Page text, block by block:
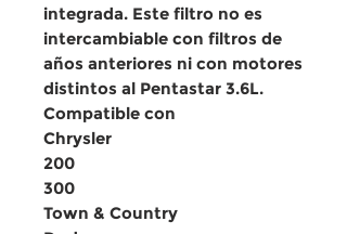
integrada. Este filtro no es
intercambiable con filtros de
años anteriores ni con motores
distintos al Pentastar 3.6L.
Compatible con
Chrysler
200
300
Town & Country